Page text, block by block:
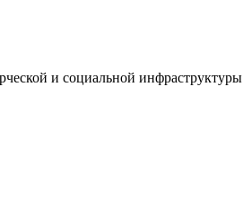
и социальной инфраструктуры